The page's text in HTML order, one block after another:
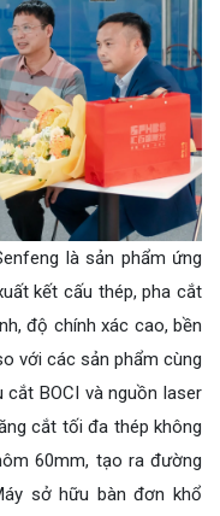
là sản phẩm ứng
kết cấu thép, pha cắt
độ chính xác cao, bền
với các sản phẩm cùng
BOCI và nguồn laser
cắt tối đa thép không
60mm, tạo ra đường
sở hữu bàn đơn khổ